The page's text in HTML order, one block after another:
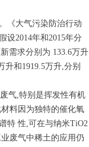
《大气污染防治行动
设2014年和2015年分
需求分别为 133.6万升
升和1919.5万升,分别
气,特别是挥发性有机
料因为独特的催化氧
特 性,可在与纳米TiO2
废气中稀土的应用仍